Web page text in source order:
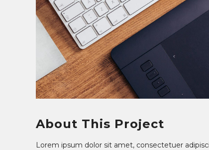
About This Project
Lorem ipsum dolor sit amet, consectetuer